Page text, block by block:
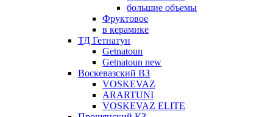
большие объемы
Фруктовое
в керамике
ТД Гетнатун
Getnatoun
Getnatoun new
Воскевазский ВЗ
VOSKEVAZ
ARARTUNI
VOSKEVAZ ELITE